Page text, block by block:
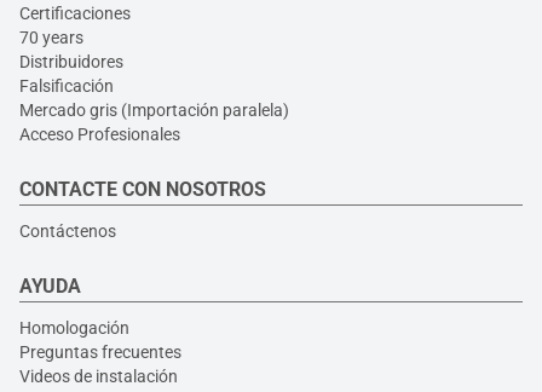
Certificaciones
70 years
Distribuidores
Falsificación
Mercado gris (Importación paralela)
Acceso Profesionales
CONTACTE CON NOSOTROS
Contáctenos
AYUDA
Homologación
Preguntas frecuentes
Videos de instalación